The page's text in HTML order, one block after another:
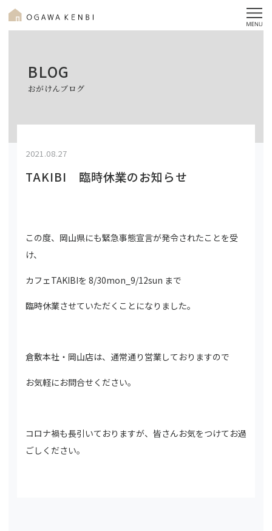
BLOG
おがけんブログ
2021.08.27
TAKIBI 臨時休業のお知らせ
この度、岡山県にも緊急事態宣言が発令されたことを受
け、
カフェTAKIBIを 8/30mon_9/12sun まで
臨時休業させていただくことになりました。
倉敷本社・岡山店は、通常通り営業しておりますので
お気軽にお問合せください。
コロナ禍も長引いておりますが、皆さんお気をつけてお過
ごしください。